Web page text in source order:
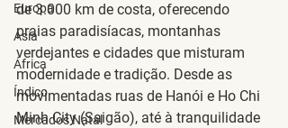
Europa
Ásia
África
Índico
Mercados Natal
de 3.000 km de costa, oferecendo
praias paradisíacas, montanhas
verdejantes e cidades que misturam
modernidade e tradição. Desde as
movimentadas ruas de Hanói e Ho Chi
Minh City (Saigão), até à tranquilidade